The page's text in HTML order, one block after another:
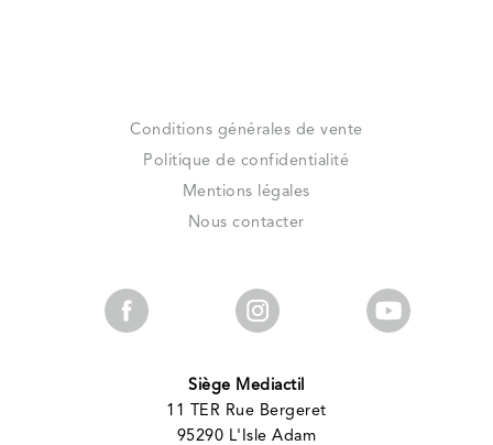
Conditions générales de vente
Politique de confidentialité
Mentions légales
Nous contacter
Siège Mediactil
11 TER Rue Bergeret
95290 L'Isle Adam